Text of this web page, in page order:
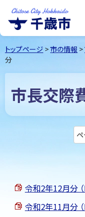
千歳市Chitose
City Hokkaido
トップページ >市の情報 >
分
市長交際
令和2年12月分
令和2年11月分